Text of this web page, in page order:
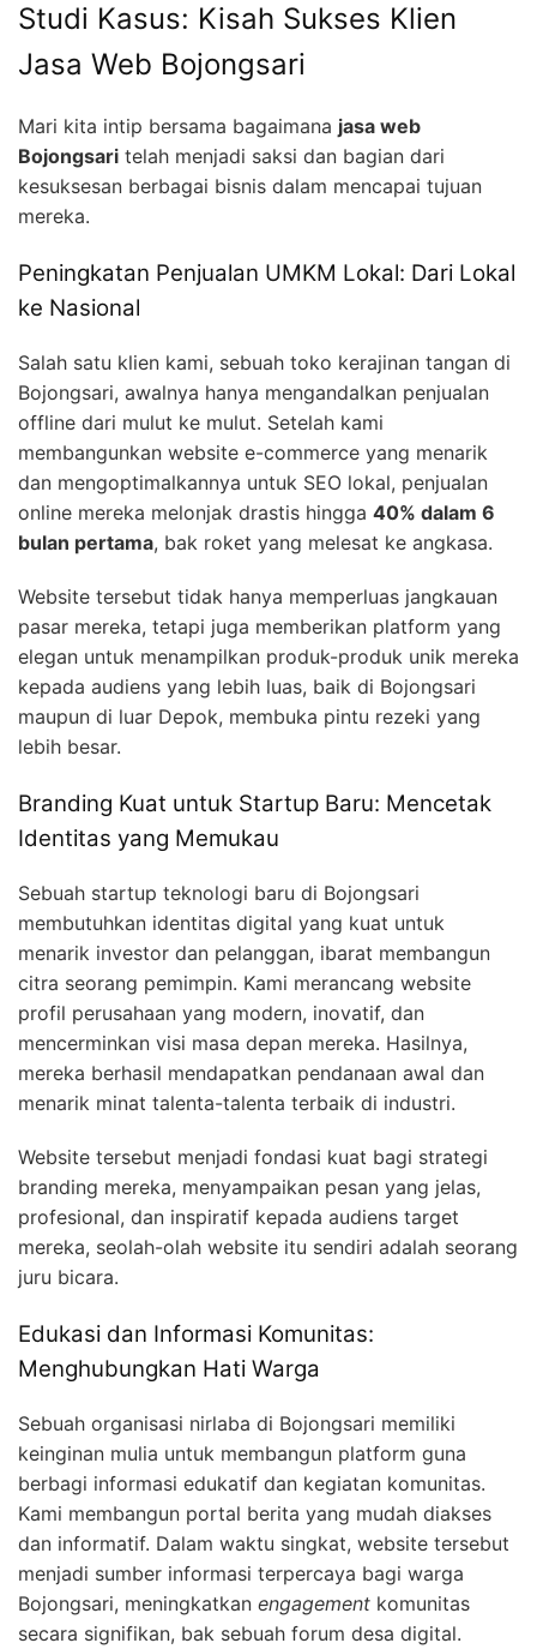
Studi Kasus: Kisah Sukses Klien
Jasa Web Bojongsari
Mari kita intip bersama bagaimana jasa web
Bojongsari telah menjadi saksi dan bagian dari
kesuksesan berbagai bisnis dalam mencapai tujuan
mereka.
Peningkatan Penjualan UMKM Lokal: Dari Lokal
ke Nasional
Salah satu klien kami, sebuah toko kerajinan tangan di
Bojongsari, awalnya hanya mengandalkan penjualan
offline dari mulut ke mulut. Setelah kami
membangunkan website e-commerce yang menarik
dan mengoptimalkannya untuk SEO lokal, penjualan
online mereka melonjak drastis hingga 40% dalam 6
bulan pertama, bak roket yang melesat ke angkasa.
Website tersebut tidak hanya memperluas jangkauan
pasar mereka, tetapi juga memberikan platform yang
elegan untuk menampilkan produk-produk unik mereka
kepada audiens yang lebih luas, baik di Bojongsari
maupun di luar Depok, membuka pintu rezeki yang
lebih besar.
Branding Kuat untuk Startup Baru: Mencetak
Identitas yang Memukau
Sebuah startup teknologi baru di Bojongsari
membutuhkan identitas digital yang kuat untuk
menarik investor dan pelanggan, ibarat membangun
citra seorang pemimpin. Kami merancang website
profil perusahaan yang modern, inovatif, dan
mencerminkan visi masa depan mereka. Hasilnya,
mereka berhasil mendapatkan pendanaan awal dan
menarik minat talenta-talenta terbaik di industri.
Website tersebut menjadi fondasi kuat bagi strategi
branding mereka, menyampaikan pesan yang jelas,
profesional, dan inspiratif kepada audiens target
mereka, seolah-olah website itu sendiri adalah seorang
juru bicara.
Edukasi dan Informasi Komunitas:
Menghubungkan Hati Warga
Sebuah organisasi nirlaba di Bojongsari memiliki
keinginan mulia untuk membangun platform guna
berbagi informasi edukatif dan kegiatan komunitas.
Kami membangun portal berita yang mudah diakses
dan informatif. Dalam waktu singkat, website tersebut
menjadi sumber informasi terpercaya bagi warga
Bojongsari, meningkatkan engagement komunitas
secara signifikan, bak sebuah forum desa digital.